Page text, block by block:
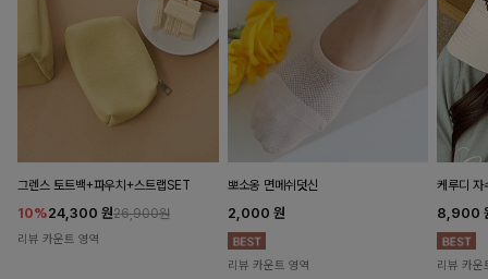
그렌스 토트백+파우치+스트랩SET
10%24,300 원26,900원
리뷰 카운트 영역
뽀소옹 면메쉬덧신
2,000 원
리뷰 카운트 영역
케루디 자
8,900
리뷰 카운